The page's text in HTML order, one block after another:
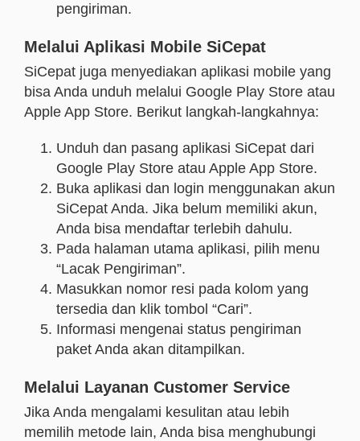
pengiriman.
Melalui Aplikasi Mobile SiCepat
SiCepat juga menyediakan aplikasi mobile yang
bisa Anda unduh melalui Google Play Store atau
Apple App Store. Berikut langkah-langkahnya:
Unduh dan pasang aplikasi SiCepat dari
Google Play Store atau Apple App Store.
Buka aplikasi dan login menggunakan akun
SiCepat Anda. Jika belum memiliki akun,
Anda bisa mendaftar terlebih dahulu.
Pada halaman utama aplikasi, pilih menu
“Lacak Pengiriman”.
Masukkan nomor resi pada kolom yang
tersedia dan klik tombol “Cari”.
Informasi mengenai status pengiriman
paket Anda akan ditampilkan.
Melalui Layanan Customer Service
Jika Anda mengalami kesulitan atau lebih
memilih metode lain, Anda bisa menghubungi